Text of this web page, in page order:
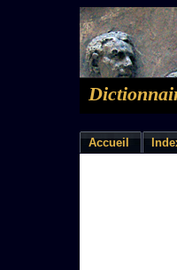
Accueil